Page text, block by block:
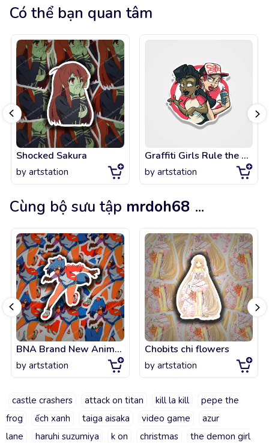
Có thể bạn quan tâm
Shocked Sakura
by artstation
Graffiti Girls Rule the World
by artstation
Cùng bộ sưu tập mrdoh68 ...
BNA Brand New Animal - Michiru Kagemori
by artstation
Chobits chi flowers
by artstation
castle crashers attack on titan kill la kill
pepe the
frog
ếch xanh taiga aisaka video game
azur
lane
haruhi suzumiya k on christmas
the demon girl